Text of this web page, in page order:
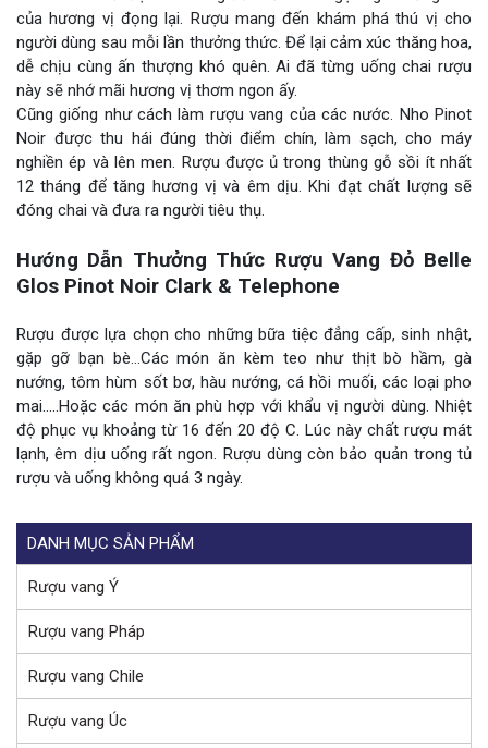
của hương vị đọng lại. Rượu mang đến khám phá thú vị cho
người dùng sau mỗi lần thưởng thức. Để lại cảm xúc thăng hoa,
dễ chịu cùng ấn thượng khó quên. Ai đã từng uống chai rượu
này sẽ nhớ mãi hương vị thơm ngon ấy.
Cũng giống như cách làm rượu vang của các nước. Nho Pinot
Noir được thu hái đúng thời điểm chín, làm sạch, cho máy
nghiền ép và lên men. Rượu được ủ trong thùng gỗ sồi ít nhất
12 tháng để tăng hương vị và êm dịu. Khi đạt chất lượng sẽ
đóng chai và đưa ra người tiêu thụ.
Hướng Dẫn Thưởng Thức Rượu Vang Đỏ Belle
Glos Pinot Noir Clark & Telephone
Rượu được lựa chọn cho những bữa tiệc đẳng cấp, sinh nhật,
gặp gỡ bạn bè…Các món ăn kèm teo như thịt bò hầm, gà
nướng, tôm hùm sốt bơ, hàu nướng, cá hồi muối, các loại pho
mai…..Hoặc các món ăn phù hợp với khẩu vị người dùng. Nhiệt
độ phục vụ khoảng từ 16 đến 20 độ C. Lúc này chất rượu mát
lạnh, êm dịu uống rất ngon. Rượu dùng còn bảo quản trong tủ
rượu và uống không quá 3 ngày.
DANH MỤC SẢN PHẨM
Rượu vang Ý
Rượu vang Pháp
Rượu vang Chile
Rượu vang Úc